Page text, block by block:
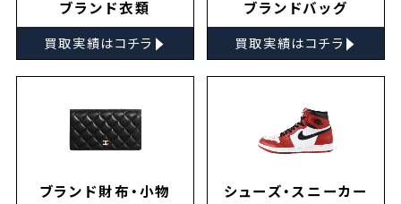
ブランド衣類
買取実績はコチラ ▸
ブランドバッグ
買取実績はコチラ ▸
ブランド財布・小物 シューズ・スニーカー